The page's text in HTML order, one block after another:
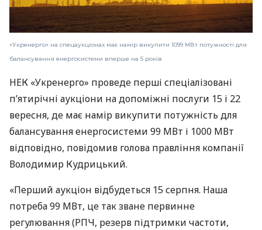
«Укренерго» на спецаукціонах має намір викупити 1099 МВт потужності для
балансування енергосистеми вперше на 5 років
НЕК «Укренерго» проведе перші спеціалізовані
п’ятирічні аукціони на допоміжні послуги 15 і 22
вересня, де має намір викупити потужність для
балансування енергосистеми 99 МВт і 1000 МВт
відповідно, повідомив голова правління компанії
Володимир Кудрицький.
«Перший аукціон відбудеться 15 серпня. Наша
потреба 99 МВт, це так зване первинне
регулювання (РПЧ, резерв підтримки частоти,